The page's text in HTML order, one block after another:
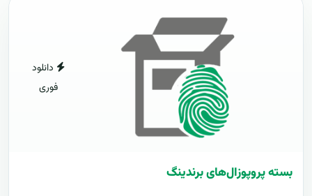
دانلود
فوری
بسته پروپوزال‌های برندینگ